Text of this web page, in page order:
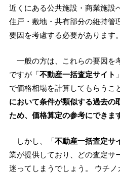
近くにある公共施設・商業施設
住戸・敷地・共有部分の維持管
要因を考慮する必要があります。
一般の方は、これらの要因を
ですが「不動産一括査定サイト
で価格相場を計算してもらうこ
において条件が類似する過去の
ため、価格算定の参考にできま
しかし、「不動産一括査定サ
業が提供しており、どの査定サ
迷ってしまうでしょう。 ウチノ